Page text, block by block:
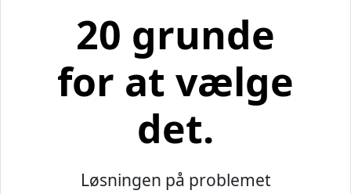
20 grunde
for at vælge
det.
Løsningen på problemet